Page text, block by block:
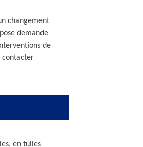
changement
demande
de
contacter
en tuiles